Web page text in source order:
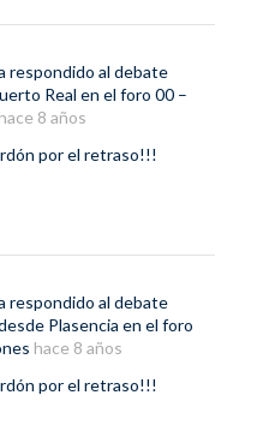
respondido al debate
Real en el foro 00 –
hace 8 años
por el retraso!!!
respondido al debate
Plasencia en el foro
hace 8 años
por el retraso!!!